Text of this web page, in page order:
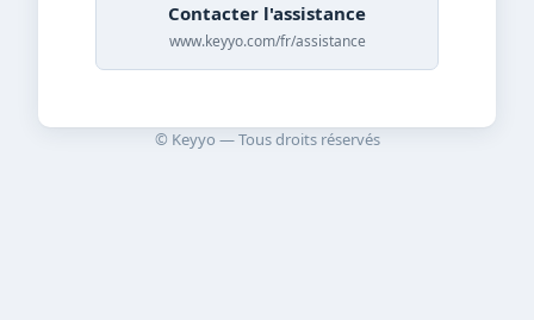
Contacter l'assistance
www.keyyo.com/fr/assistance
© Keyyo — Tous droits réservés